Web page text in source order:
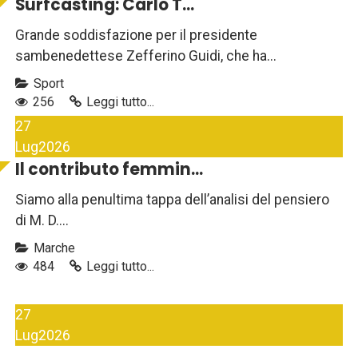
Surfcasting: Carlo T...
Grande soddisfazione per il presidente
sambenedettese Zefferino Guidi, che ha...
Sport
256
Leggi tutto...
27
Lug2026
Il contributo femmin...
Siamo alla penultima tappa dell’analisi del pensiero
di M. D....
Marche
484
Leggi tutto...
27
Lug2026